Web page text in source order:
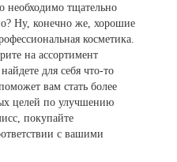
необходимо тщательно
Ну, конечно же, хорошие
косметика.
на ассортимент
для себя что-то
вам стать более
целей по улучшению
покупайте
с вашими